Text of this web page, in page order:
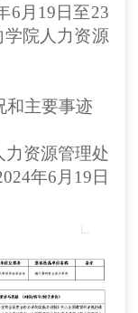
6月19 日至23
学院人力资源
和主要事迹
力资源管理处
年6月19 日